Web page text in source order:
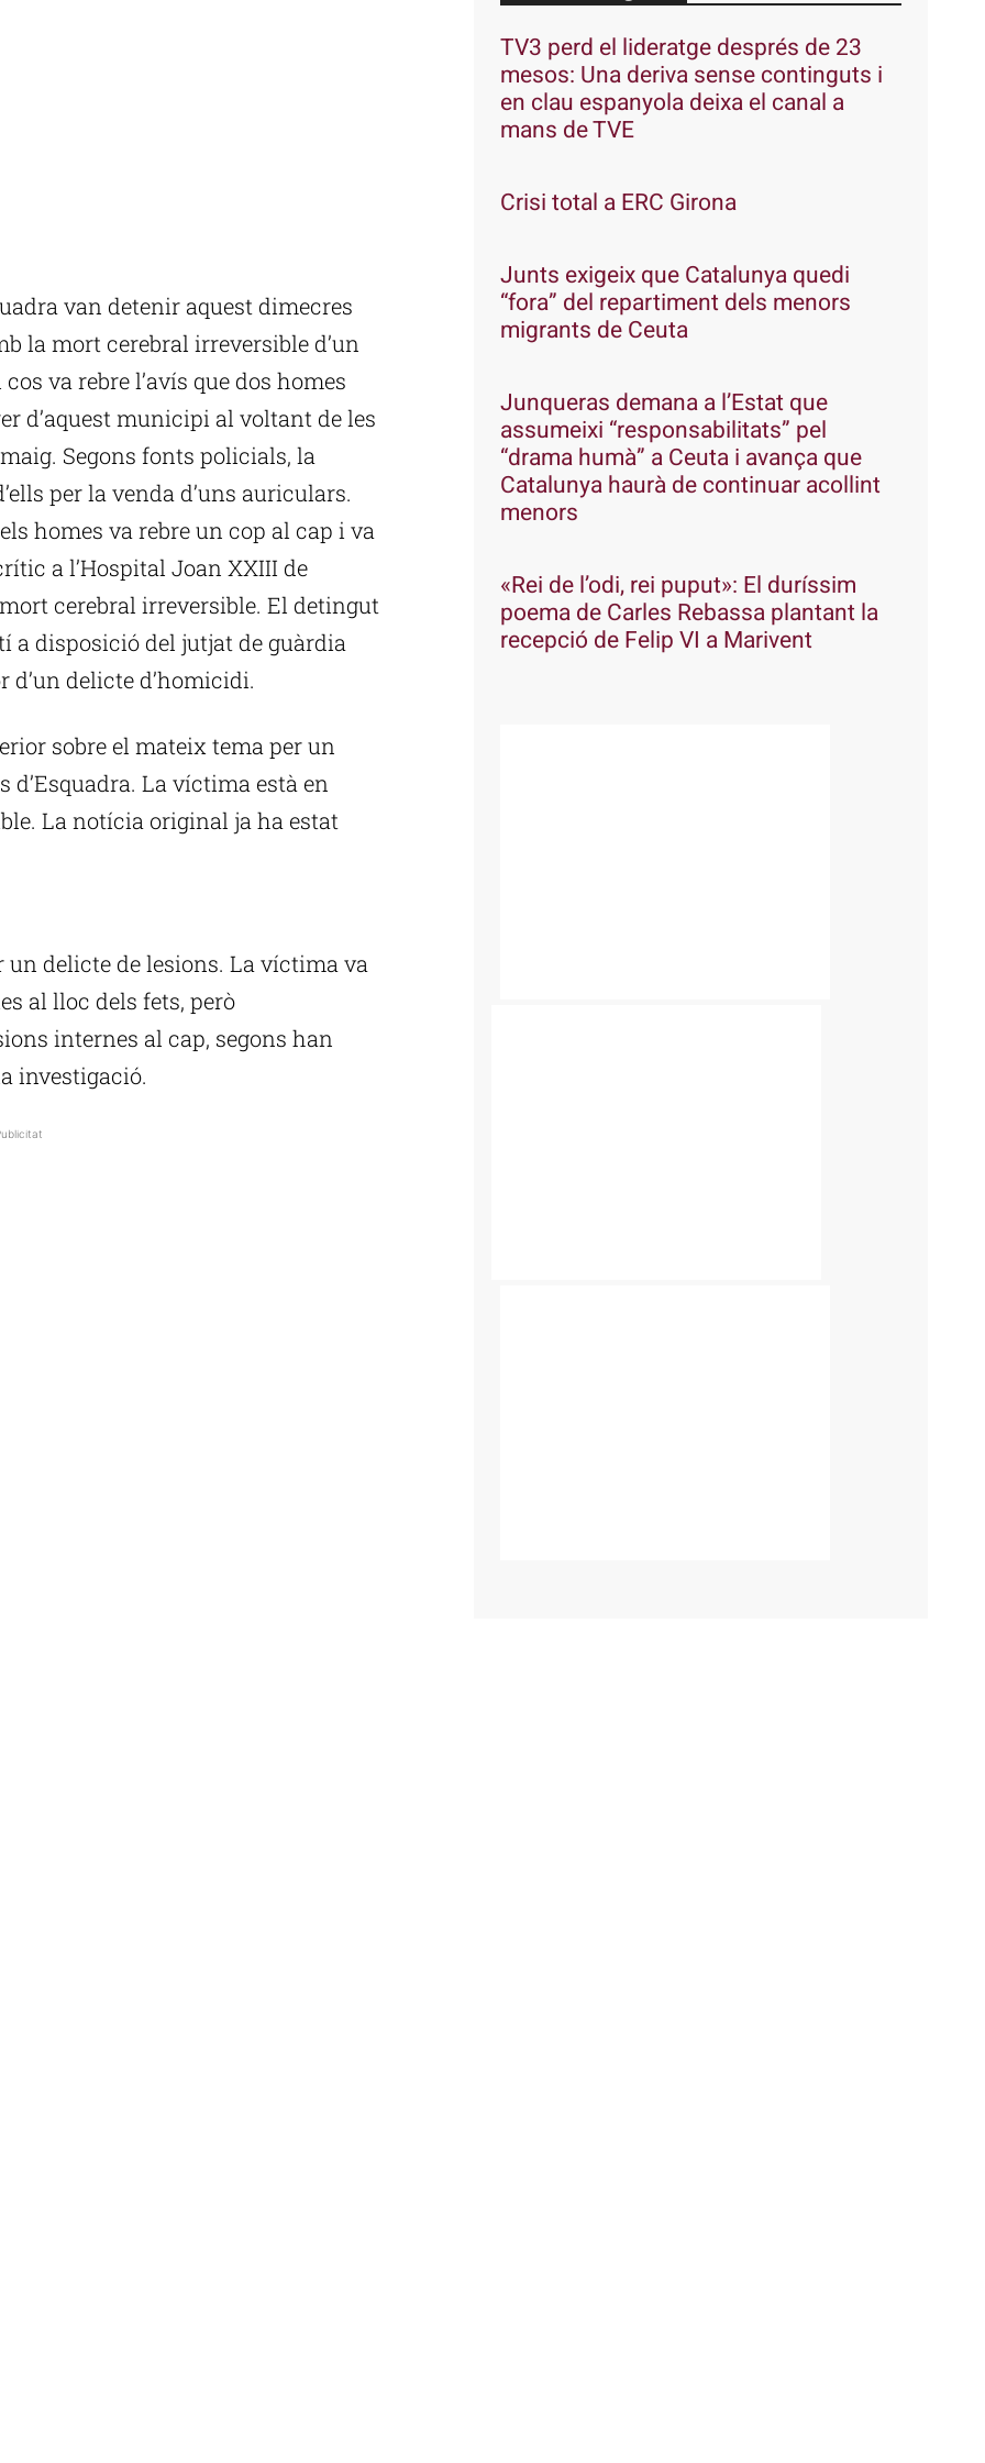
van detenir aquest dimecres
la mort cerebral irreversible d’un
va rebre l’avís que dos homes
d’aquest municipi al voltant de les
Segons fonts policials, la
per la venda d’uns auriculars.
homes va rebre un cop al cap i va
a l’Hospital Joan XXIII de
cerebral irreversible. El detingut
a disposició del jutjat de guàrdia
d’un delicte d’homicidi.
sobre el mateix tema per un
La víctima està en
La notícia original ja ha estat
delicte de lesions. La víctima va
al lloc dels fets, però
internes al cap, segons han
investigació.
TV3 perd el lideratge després de 23
mesos: Una deriva sense continguts i
en clau espanyola deixa el canal a
mans de TVE
Crisi total a ERC Girona
Junts exigeix que Catalunya quedi
“fora” del repartiment dels menors
migrants de Ceuta
Junqueras demana a l’Estat que
assumeixi “responsabilitats” pel
“drama humà” a Ceuta i avança que
Catalunya haurà de continuar acollint
menors
«Rei de l’odi, rei puput»: El duríssim
poema de Carles Rebassa plantant la
recepció de Felip VI a Marivent